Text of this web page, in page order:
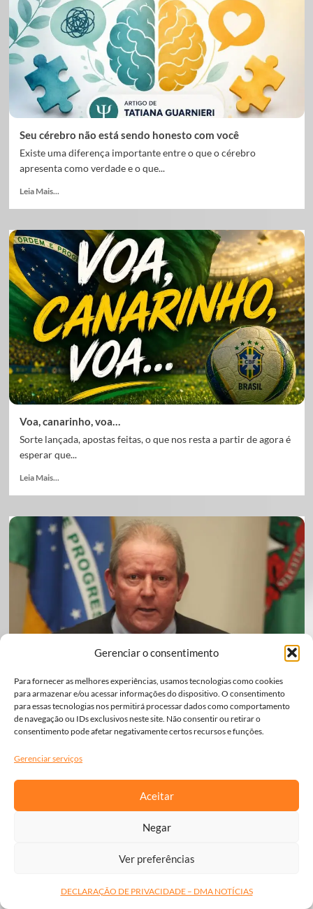
Gerenciar o consentimento
Para fornecer as melhores experiências, usamos tecnologias como cookies
para armazenar e/ou acessar informações do dispositivo. O consentimento
para essas tecnologias nos permitirá processar dados como comportamento
de navegação ou IDs exclusivos neste site. Não consentir ou retirar o
consentimento pode afetar negativamente certos recursos e funções.
Gerenciar serviços
Aceitar
Negar
Ver preferências
DECLARAÇÃO DE PRIVACIDADE – DMA NOTÍCIAS
Seu cérebro não está sendo honesto com você
Existe uma diferença importante entre o que o cérebro
apresenta como verdade e o que...
Leia Mais...
Voa, canarinho, voa…
Sorte lançada, apostas feitas, o que nos resta a partir de agora é
esperar que...
Leia Mais...
Perspectiva Política
Inclusão social, cenário eleitoral e movimentações partidárias
Leia Mais...